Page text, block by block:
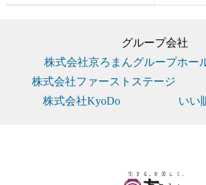
グループ会社
株式会社京ろまんグループホー
株式会社ファーストステージ
株式会社KyoDo
いい